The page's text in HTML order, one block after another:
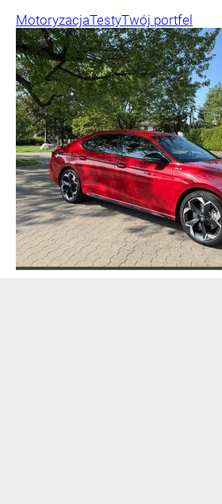
MotoryzacjaTestyTwój portfel